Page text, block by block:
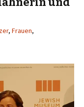
, Frauen,